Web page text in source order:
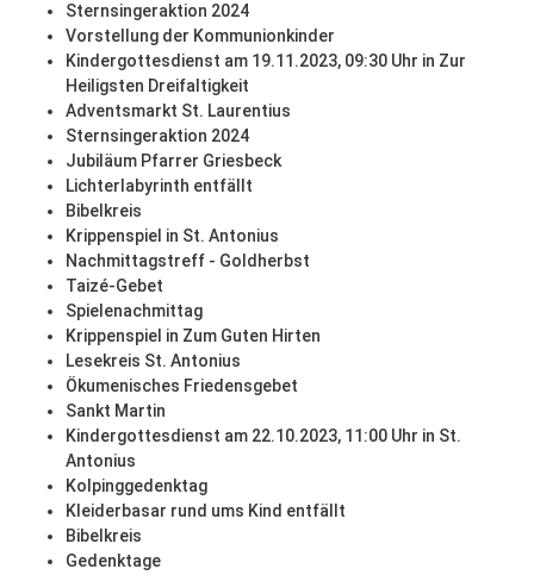
Sternsingeraktion 2024
Vorstellung der Kommunionkinder
Kindergottesdienst am 19.11.2023, 09:30 Uhr in Zur
Heiligsten Dreifaltigkeit
Adventsmarkt St. Laurentius
Sternsingeraktion 2024
Jubiläum Pfarrer Griesbeck
Lichterlabyrinth entfällt
Bibelkreis
Krippenspiel in St. Antonius
Nachmittagstreff - Goldherbst
Taizé-Gebet
Spielenachmittag
Krippenspiel in Zum Guten Hirten
Lesekreis St. Antonius
Ökumenisches Friedensgebet
Sankt Martin
Kindergottesdienst am 22.10.2023, 11:00 Uhr in St.
Antonius
Kolpinggedenktag
Kleiderbasar rund ums Kind entfällt
Bibelkreis
Gedenktage